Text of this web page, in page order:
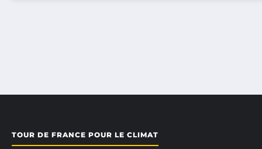
TOUR DE FRANCE POUR LE CLIMAT